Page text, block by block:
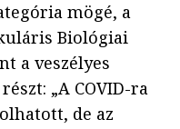
mögé, a
Biológiai
a veszélyes
„A COVID-ra
de az